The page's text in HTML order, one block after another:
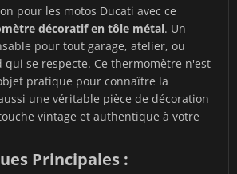
pour les motos Ducati avec ce
décoratif en tôle métal. Un
pour tout garage, atelier, ou
se respecte. Ce thermomètre n'est
pratique pour connaître la
une véritable pièce de décoration
vintage et authentique à votre
Principales :